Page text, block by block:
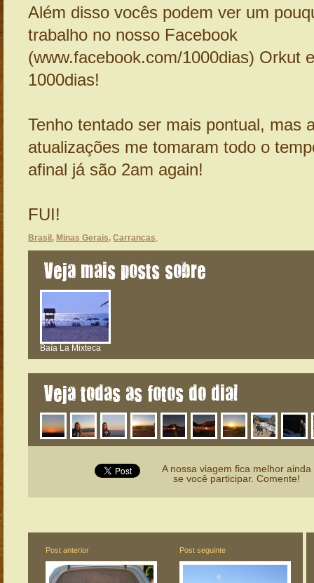
Além disso vocês podem ver um
trabalho no nosso Facebook
(www.facebook.com/1000dias) Orkut
1000dias!
Tenho tentado ser mais pontual, mas
atualizações me tomaram todo o
afinal já são 2am again!
FUI!
Brasil , Minas Gerais, Carrancas,
Veja mais posts sobre
Baía La Mixteca
Veja todas as fotos do dia!
A nossa viagem fica melhor ainda
se você participar. Comente!
Post anterior Post seguinte